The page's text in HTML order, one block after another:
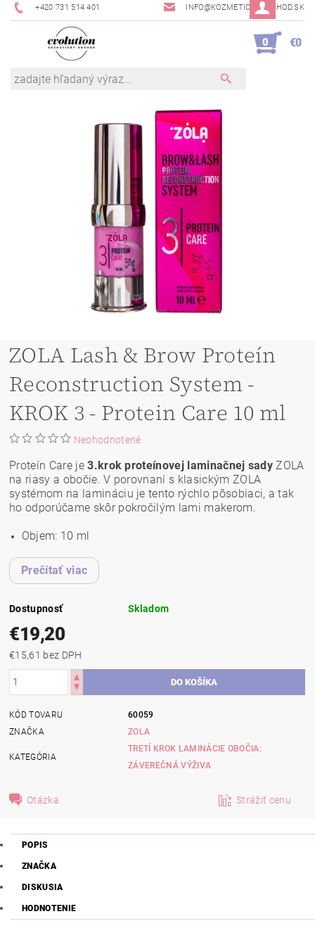
+420 731 514 401 INFO@KOZMETICKYOBCHOD.SK
0 €0
ZOLA Lash & Brow Proteín
Reconstruction System -
KROK 3 - Protein Care 10 ml
Neohodnotené
Proteín Care je3.krok proteínovej laminačnej sady ZOLA
na riasy a obočie. V porovnaní s klasickým ZOLA
systémom na lamináciu je tento rýchlo pôsobiaci, a tak
ho odporúčame skôr pokročilým lami makerom.
Objem: 10 ml
Prečítať viac
Dostupnosť Skladom
€19,20
€15,61 bez DPH
KÓD TOVARU
60059
ZNAČKA
ZOLA
KATEGÓRIA
TRETÍ KROK LAMINÁCIE OBOČIA:
ZÁVEREČNÁ VÝŽIVA
Otázka Strážiť cenu
POPIS
ZNAČKA
DISKUSIA
HODNOTENIE